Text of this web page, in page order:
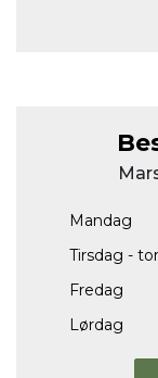
Mandag
Tirsdag -
Fredag
Lørdag